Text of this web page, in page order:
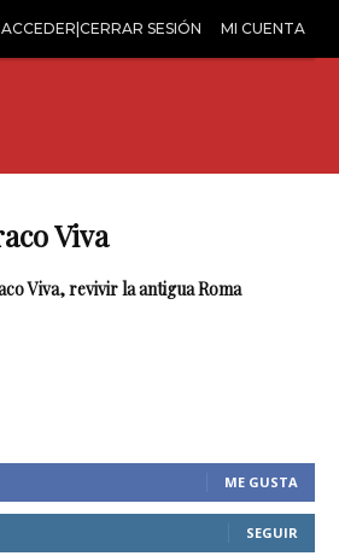
ACCEDER|CERRAR SESIÓN MI CUENTA
Viva
Viva, revivir la antigua Roma
ME GUSTA
SEGUIR